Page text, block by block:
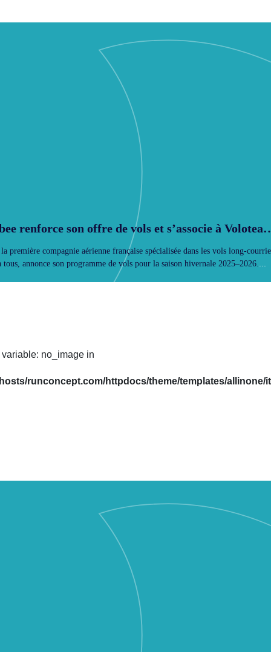
renforce son offre de vols et s’associe à Volotea
connexions européennes facilitées
première compagnie aérienne française spécialisée dans les vols long-
tous, annonce son programme de vols pour la saison hivernale 2025–2026....
no_image in
runconcept.com/httpdocs/theme/templates/allinone/